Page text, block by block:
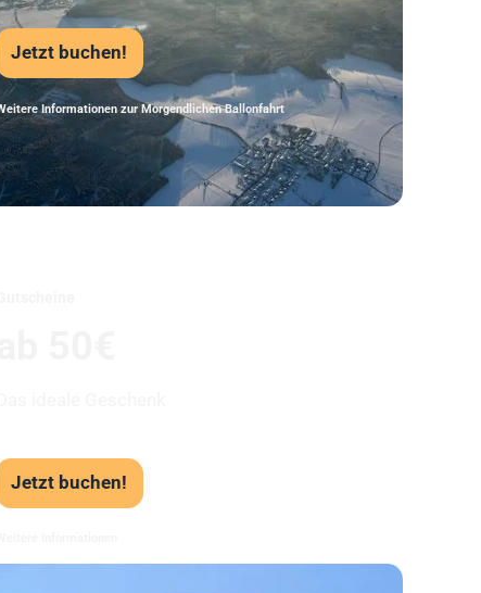
Jetzt buchen!
Informationen zur Morgendlichen Ballonfahrt
Jetzt buchen!